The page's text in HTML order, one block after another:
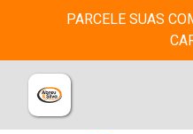
PARCELE SUAS